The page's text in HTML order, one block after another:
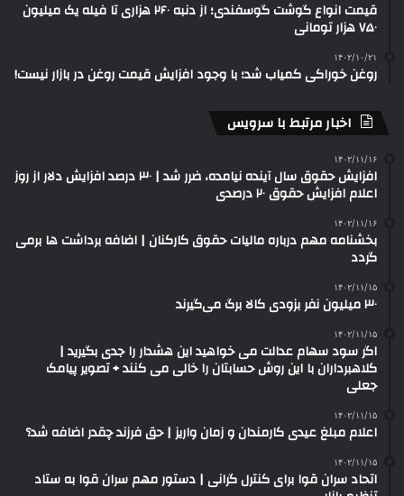
قیمت انواع گوشت گوسفندی؛ از دنبه ۲۶۰ هزاری تا فیله یک میلیون
۷۵۰ هزار تومانی
۱۴۰۲/۱۰/۲۱
روغن خوراکی کمیاب شد؛ با وجود افزایش قیمت روغن در بازار نیست!
اخبار مرتبط با سرویس
۱۴۰۲/۱۱/۱۶
افزایش حقوق سال آینده نیامده، ضرر شد | ۳۰ درصد افزایش دلار از روز
اعلام افزایش حقوق ۲۰ درصدی
۱۴۰۲/۱۱/۱۶
بخشنامه مهم درباره مالیات حقوق کارکنان | اضافه برداشت ها برمی
گردد
۱۴۰۲/۱۱/۱۵
۳۰ میلیون نفر بزودی کالا برگ می‌گیرند
۱۴۰۲/۱۱/۱۵
اگر سود سهام عدالت می خواهید این هشدار را جدی بگیرید |
کلاهبرداران با این روش حسابتان را خالی می کنند + تصویر پیامک
جعلی
۱۴۰۲/۱۱/۱۵
اعلام مبلغ عیدی کارمندان و زمان واریز | حق فرزند چقدر اضافه شد؟
۱۴۰۲/۱۱/۱۵
اتحاد سران قوا برای کنترل گرانی | دستور مهم سران قوا به ستاد